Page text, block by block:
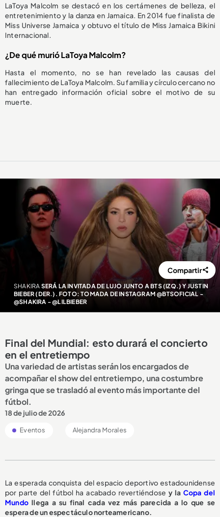
LaToya Malcolm se destacó en los certámenes de belleza, el
entretenimiento y la danza en Jamaica. En 2014 fue finalista de
Miss Universe Jamaica y obtuvo el título de Miss Jamaica Bikini
Internacional.
¿De qué murió LaToya Malcolm?
Hasta el momento, no se han revelado las causas del
fallecimiento de LaToya Malcolm. Su familia y círculo cercano no
han entregado información oficial sobre el motivo de su
muerte.
SHAKIRA SERÁ LA INVITADA DE LUJO JUNTO A BTS (IZQ.) Y JUSTIN
BIEBER (DER.). FOTO: TOMADA DE INSTAGRAM @BTSOFICIAL -
@SHAKIRA - @LILBIEBER
Compartir
Final del Mundial: esto durará el concierto
en el entretiempo
Una variedad de artistas serán los encargados de
acompañar el show del entretiempo, una costumbre
gringa que se trasladó al evento más importante del
fútbol.
18 de julio de 2026
Eventos Alejandra Morales
La esperada conquista del espacio deportivo estadounidense
por parte del fútbol ha acabado revertiéndose y la Copa del
Mundo llega a su final cada vez más parecida a lo que se
espera de un espectáculo norteamericano.